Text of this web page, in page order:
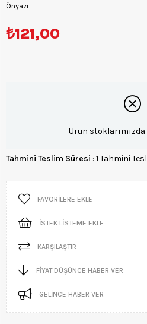
Önyazı
₺121,00
Ürün stoklarımızda
Tahmini Teslim Süresi : 1 Tahmini
FAVORILERE EKLE
İSTEK LISTEME EKLE
KARŞILAŞTIR
FIYAT DÜŞÜNCE HABER VER
GELINCE HABER VER